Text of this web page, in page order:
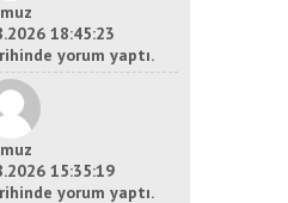
18:45:23
yorum yaptı.
15:35:19
yorum yaptı.